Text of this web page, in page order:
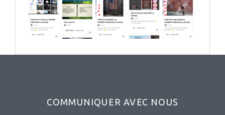
COMMUNIQUER AVEC NOUS